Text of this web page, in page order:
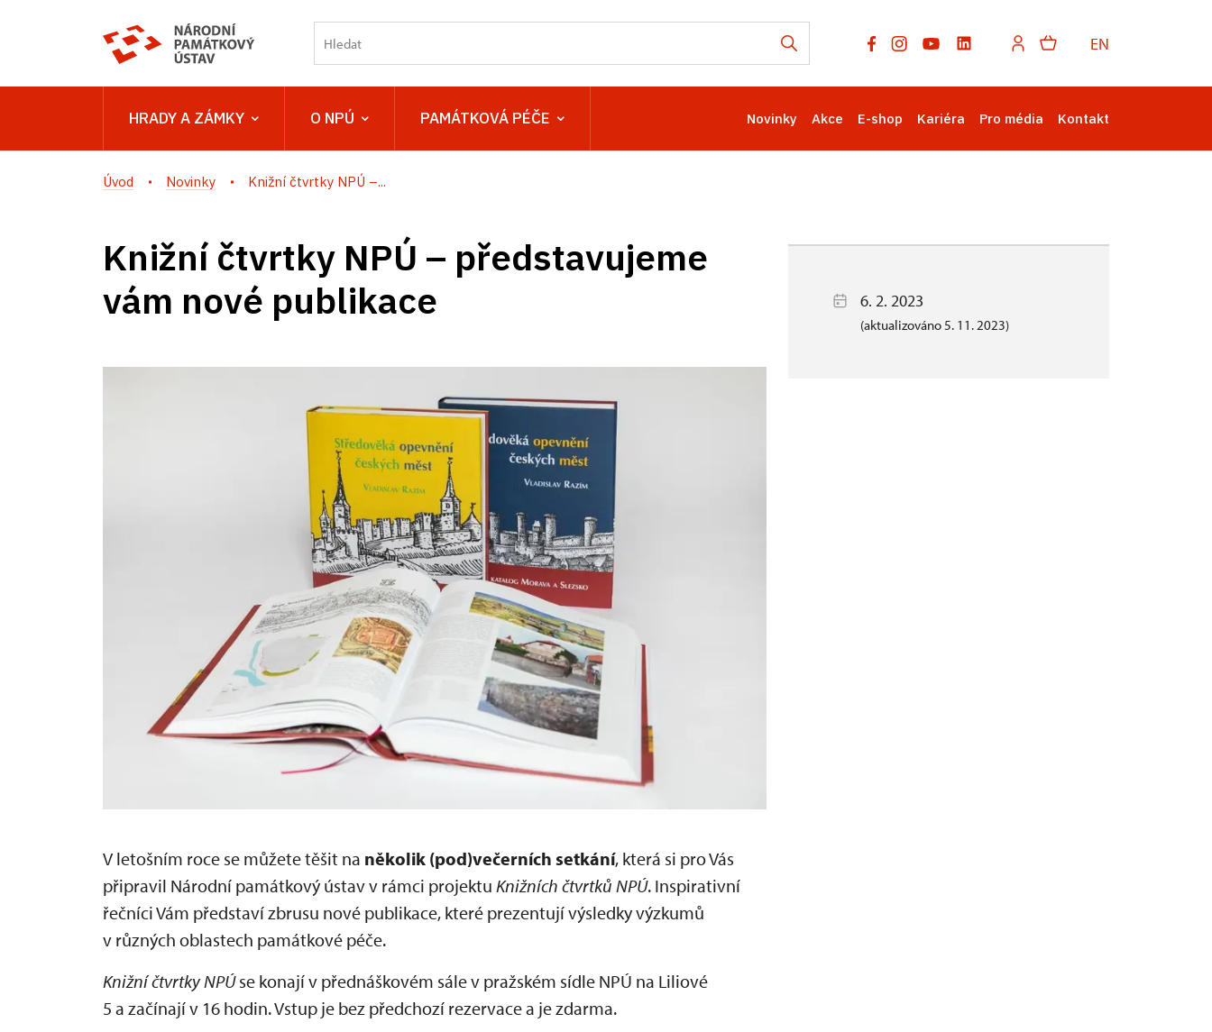
EN
HRADY A ZÁMKY O NPÚ PAMÁTKOVÁ PÉČE Novinky Akce E-shop Kariéra Pro média Kontakt
Úvod Novinky Knižní čtvrtky NPÚ –...
Knižní čtvrtky NPÚ – představujeme
vám nové publikace
V letošním roce se můžete těšit na několik (pod)večerních setkání, která si pro Vás
připravil Národní památkový ústav v rámci projektu Knižních čtvrtků NPÚ. Inspirativní
řečníci Vám představí zbrusu nové publikace, které prezentují výsledky výzkumů
v různých oblastech památkové péče.
Knižní čtvrtky NPÚse konají v přednáškovém sále v pražském sídle NPÚ na Liliové
5 a začínají v 16 hodin. Vstup je bez předchozí rezervace a je zdarma.
6. 2. 2023
(aktualizováno 5. 11. 2023)